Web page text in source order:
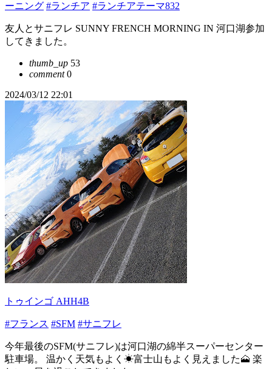
ーニング #ランチア #ランチアテーマ832
友人とサニフレ SUNNY FRENCH MORNING IN 河口湖参加
してきました。
thumb_up 53
comment0
2024/03/12 22:01
トゥインゴ AHH4B
#フランス #SFM #サニフレ
今年最後のSFM(サニフレ)は河口湖の綿半スーパーセンター
駐車場。 温かく天気もよく☀富士山もよく見えました🗻 楽